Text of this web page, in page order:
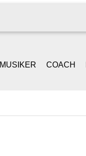
MUSIKER COACH